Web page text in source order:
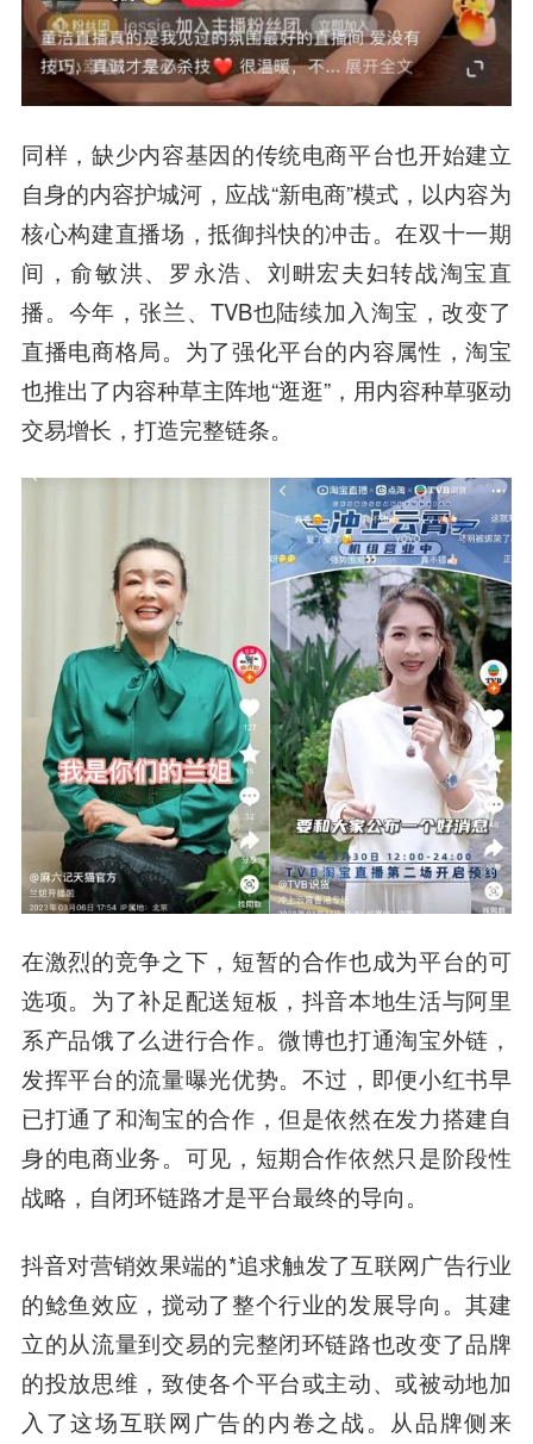
同样，缺少内容基因的传统电商平台也开始建立
自身的内容护城河，应战“新电商”模式，以内容为
核心构建直播场，抵御抖快的冲击。在双十一期
间，俞敏洪、罗永浩、刘畊宏夫妇转战淘宝直
播。今年，张兰、TVB也陆续加入淘宝，改变了
直播电商格局。为了强化平台的内容属性，淘宝
也推出了内容种草主阵地“逛逛”，用内容种草驱动
交易增长，打造完整链条。
在激烈的竞争之下，短暂的合作也成为平台的可
选项。为了补足配送短板，抖音本地生活与阿里
系产品饿了么进行合作。微博也打通淘宝外链，
发挥平台的流量曝光优势。不过，即便小红书早
已打通了和淘宝的合作，但是依然在发力搭建自
身的电商业务。可见，短期合作依然只是阶段性
战略，自闭环链路才是平台最终的导向。
抖音对营销效果端的*追求触发了互联网广告行业
的鲶鱼效应，搅动了整个行业的发展导向。其建
立的从流量到交易的完整闭环链路也改变了品牌
的投放思维，致使各个平台或主动、或被动地加
入了这场互联网广告的内卷之战。从品牌侧来